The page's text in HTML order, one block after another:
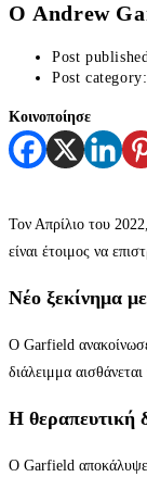
Ο Andrew
Post
Post category:
Κοινοποίησε
Τον Απρίλιο του
είναι έτοιμος να
Νέο ξεκίνημα
Ο Garfield
διάλειμμα
Η θεραπευτική
Ο Garfield αποκάλυψε